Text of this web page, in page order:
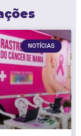
NOTÍCIAS